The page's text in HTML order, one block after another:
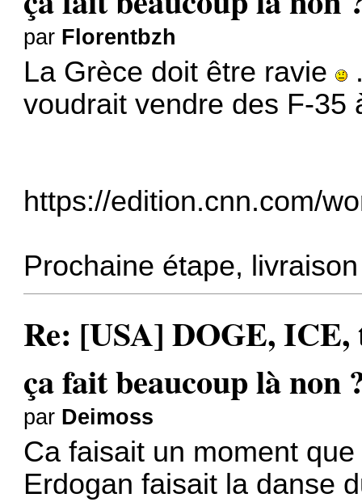
par Florentbzh
La Grèce doit être ravie
voudrait vendre des F-35
https://edition.cnn.com/
Prochaine étape,
Re: [USA] DOGE,
ça fait beaucoup là non
par Deimoss
Ca faisait un moment
Erdogan faisait la danse